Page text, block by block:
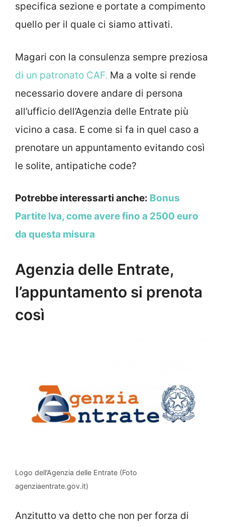
specifica sezione e portate a compimento
quello per il quale ci siamo attivati.
Magari con la consulenza sempre preziosa
di un patronato CAF. Ma a volte si rende
necessario dovere andare di persona
all’ufficio dell’Agenzia delle Entrate più
vicino a casa. E come si fa in quel caso a
prenotare un appuntamento evitando così
le solite, antipatiche code?
Potrebbe interessarti anche: Bonus
Partite Iva, come avere fino a 2500 euro
da questa misura
Agenzia delle Entrate,
l’appuntamento si prenota
così
Logo dell’Agenzia delle Entrate (Foto
agenziaentrate.gov.it)
Anzitutto va detto che non per forza di